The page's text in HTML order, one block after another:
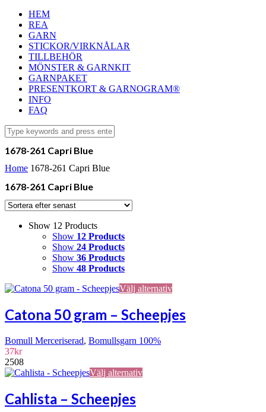
HEM
REA
GARN
STICKOR/VIRKNÅLAR
TILLBEHÖR
MÖNSTER & GARNKIT
GARNPAKET
PRESENTKORT & GARNOGRAM®
INFO
FAQ
1678-261 Capri Blue
Home 1678-261 Capri Blue
1678-261 Capri Blue
Show 12 Products
Show 12 Products
Show 24 Products
Show 36 Products
Show 48 Products
Välj alternativDen
har
Catona 50 gram – Scheepjes
Bomull Merceriserad, Bomullsgarn 100%
37kr
2508
Välj alternativDen
Cahlista – Scheepjes